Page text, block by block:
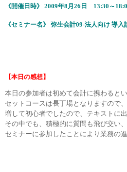
《開催日時》 2009年8月26日 13:30～
《セミナー名》 弥生会計09-法人向け 導
【本日の感想】
本日の参加者は初めて会計に携わるとい
セットコースは長丁場となりますので
増して初心者でしたので、テキストに
その中でも、積極的に質問も飛び交い
セミナーに参加したことにより業務の